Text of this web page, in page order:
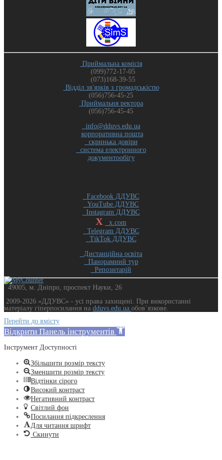
Приймальна комісія
(099)772-17-05
(073)168-39-55
Відділ зв'язків з громадськістю
(056)756-45-25
Приймальня ректора
(056)756-45-45
info@dduvs.edu.ua
корпоративна пошта
скринька довіри
система електронного
документообігу
Facebook ДДУВС
YouTube ДДУВС
Instagram ДДУВС
X
x.com
Telegram ДДУВС
TikTok ДДУВС
Дистанційна освіта
Панорамний тур
Репозитарій
49005, м. Дніпро, проспект Науки, 26
2009-2026 «ДДУВС» - усi права захищенi. При використанні
матеріалу гіперпосилання на dduvs.edu.ua обов`язкове.
Перейти до вмісту
Відкрити Панель інструментів
Інструмент Доступності
Збільшити розмір тексту
Зменшити розмір тексту
Відтінки сірого
Високий контраст
Негативний контраст
Світлий фон
Посилання підкреслення
Для читання шрифт
Скинути